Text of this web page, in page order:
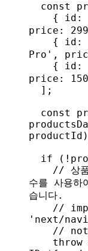
  const
    {
id:
price:
    {
id:
Pro' ,
    {
id:
price:
  ];
  const
productId
  if
(!
수를 사용
습니다.
'next/
//
    throw